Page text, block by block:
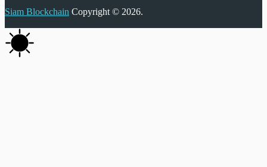
Siam Blockchain Copyright © 2026.